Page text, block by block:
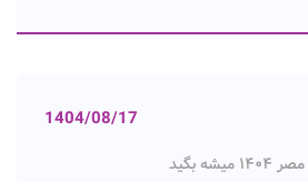
1404/08/17